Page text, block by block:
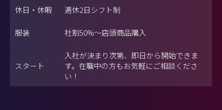
休日・休暇 週休2日シフト制
服装 社割50%〜店頭商品購入
スタート
入社が決まり次第、即日から開始できま
す。在職中の方もお気軽にご相談くださ
い！